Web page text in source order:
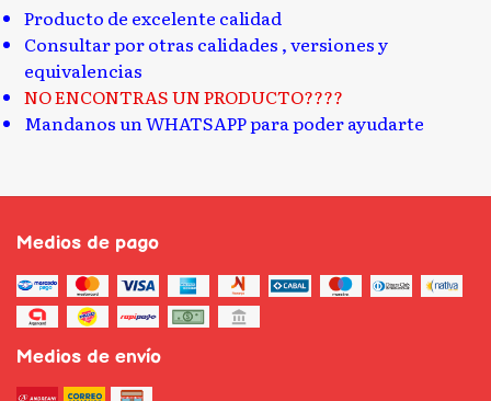
Producto de excelente calidad
Consultar por otras calidades , versiones y
equivalencias
NO ENCONTRAS UN PRODUCTO????
Mandanos un WHATSAPP para poder ayudarte
Medios de pago
Medios de envío